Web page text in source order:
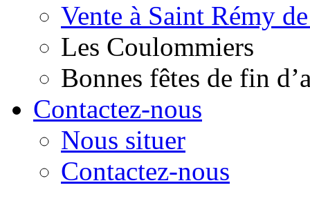
Vente à Saint Rémy
Les Coulommiers
Bonnes fêtes de fin
Contactez-nous
Nous situer
Contactez-nous